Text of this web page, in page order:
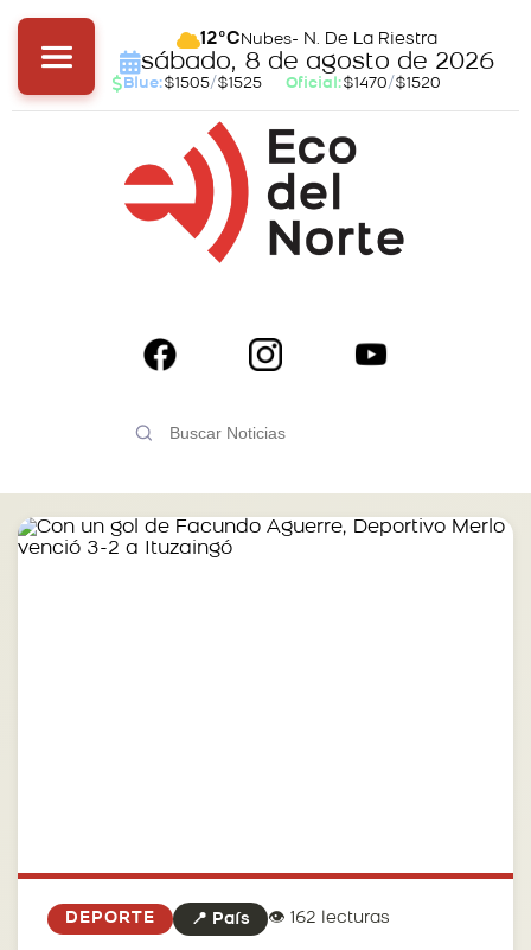
12°C Nubes- N. De La Riestra
sábado, 8 de agosto de 2026
Blue:$1505/$1525 Oficial:$1470/$1520
DEPORTE 📍 País 👁️ 162 lecturas